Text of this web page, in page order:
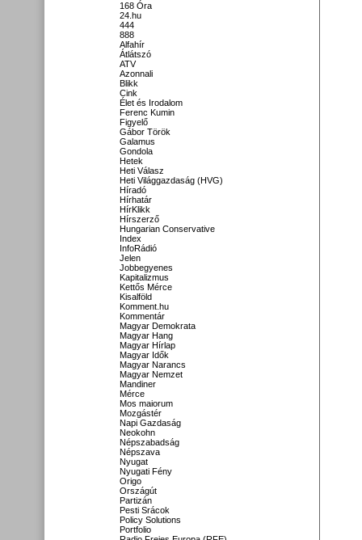
168 Óra
24.hu
444
888
Alfahír
Átlátszó
ATV
Azonnali
Blikk
Cink
Élet és Irodalom
Ferenc Kumin
Figyelő
Gábor Török
Galamus
Gondola
Hetek
Heti Válasz
Heti Világgazdaság (HVG)
Híradó
Hírhatár
HírKlikk
Hírszerző
Hungarian Conservative
Index
InfoRádió
Jelen
Jobbegyenes
Kapitalizmus
Kettős Mérce
Kisalföld
Komment.hu
Kommentár
Magyar Demokrata
Magyar Hang
Magyar Hírlap
Magyar Idők
Magyar Narancs
Magyar Nemzet
Mandiner
Mérce
Mos maiorum
Mozgástér
Napi Gazdaság
Neokohn
Népszabadság
Népszava
Nyugat
Nyugati Fény
Origo
Országút
Partizán
Pesti Srácok
Policy Solutions
Portfolio